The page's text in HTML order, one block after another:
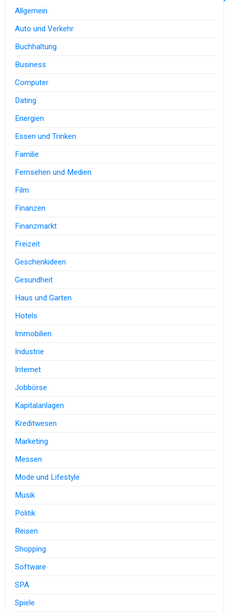
Allgemein
Auto und Verkehr
Buchhaltung
Business
Computer
Dating
Energien
Essen und Trinken
Familie
Fernsehen und Medien
Film
Finanzen
Finanzmarkt
Freizeit
Geschenkideen
Gesundheit
Haus und Garten
Hotels
Immobilien
Industrie
Internet
Jobbörse
Kapitalanlagen
Kreditwesen
Marketing
Messen
Mode und Lifestyle
Musik
Politik
Reisen
Shopping
Software
SPA
Spiele